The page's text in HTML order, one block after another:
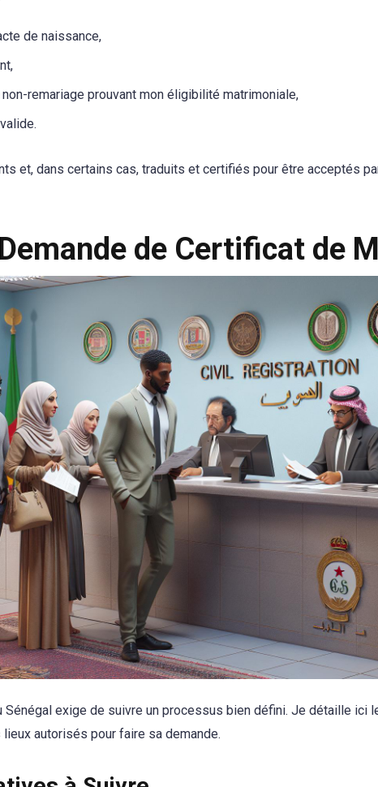
de naissance,
remariage prouvant mon éligibilité matrimoniale,
et, dans certains cas, traduits et certifiés pour être acceptés
de Certificat de
Sénégal exige de suivre un processus bien défini. Je détaille ici
autorisés pour faire sa demande.